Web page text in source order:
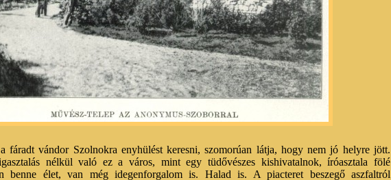
fáradt vándor Szolnokra enyhülést keresni, szomorúan látja, hogy nem jó helyre jött.
nélkül való ez a város, mint egy tüdővészes kishivatalnok, íróasztala fölé
benne élet, van még idegenforgalom is. Halad is. A piacteret beszegő aszfaltról